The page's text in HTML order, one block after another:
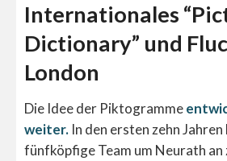
Internationales
Dictionary” und
London
Die Idee der Piktogramme
weiter. In den ersten zehn
fünfköpfige Team um Neurath an